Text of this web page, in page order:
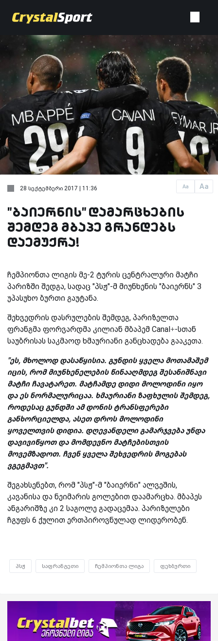
Aa Aa
28 სექტემბერი 2017 | 11:36
"ბაიერნის" დამარცხების
შემდეგ მბაპე გრანდებს
დაემუქრა!
ჩემპიონთა ლიგის მე-2 ტურის ცენტრალური მატჩი
პარიზში შედგა, სადაც "პსჟ"-მ მიუნხენის "ბაიერნს" 3
უპასუხო ბურთი გაუტანა.
შეხვედრის დასრულების შემდეგ, პარიზელთა
ფრანგმა ფორვარდმა კილიან მბაპემ Canal+-სთან
საუბრისას საკმაოდ ხმაურიანი განცხადება გააკეთა.
"ეს, მხოლოდ დასაწყისია. გუნდის ყველა მოთამაშემ
იცის, რომ მიუნხენელების წინააღმდეგ შესანიშნავი
მატჩი ჩავატარეთ. მატჩამდე დიდი მოლოდინი იყო
და ეს ნორმალურიცაა. ხმაურიანი ზაფხულის შემდეგ,
როდესაც გუნდში ამ დონის ტრანსფერები
განხორციელდა, ასეთ დროს მოლოდინი
ყოველთვის დიდია. დღევანდელი გამარჯვება უნდა
დავივიწყოთ და მომდევნო მატჩებისთვის
მოვემზადოთ. ჩვენ ყველა შეხვედრის მოგებას
ვგეგმავთ".
შეგახსენებთ, რომ "პსჟ"-მ "ბაიერნი" ალვეშის,
კავანისა და ნეიმარის გოლებით დაამარცხა. მბაპეს
ანგარიშზე კი 2 საგოლე გადაცემაა. პარიზელები
ჩგუფს 6 ქულით ერთპიროვნულად ლიდერობენ.
პსჟ საფრანგეთი ჩემპიონთა ლიგა ფეხბურთი